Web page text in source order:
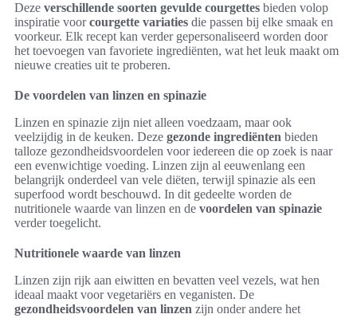
Deze verschillende soorten gevulde courgettes bieden volop
inspiratie voorcourgette variaties die passen bij elke smaak en
voorkeur. Elk recept kan verder gepersonaliseerd worden door
het toevoegen van favoriete ingrediënten, wat het leuk maakt om
nieuwe creaties uit te proberen.
De voordelen van linzen en spinazie
Linzen en spinazie zijn niet alleen voedzaam, maar ook
veelzijdig in de keuken. Deze gezonde ingrediënten bieden
talloze gezondheidsvoordelen voor iedereen die op zoek is naar
een evenwichtige voeding. Linzen zijn al eeuwenlang een
belangrijk onderdeel van vele diëten, terwijl spinazie als een
superfood wordt beschouwd. In dit gedeelte worden de
nutritionele waarde van linzen en de voordelen van spinazie
verder toegelicht.
Nutritionele waarde van linzen
Linzen zijn rijk aan eiwitten en bevatten veel vezels, wat hen
ideaal maakt voor vegetariërs en veganisten. De
gezondheidsvoordelen van linzen zijn onder andere het